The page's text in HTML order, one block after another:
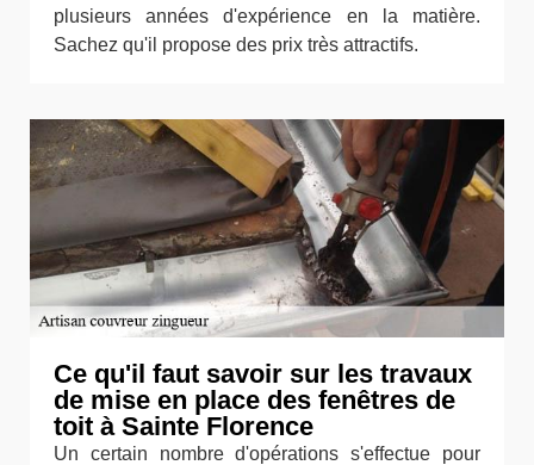
plusieurs années d'expérience en la matière.
Sachez qu'il propose des prix très attractifs.
Ce qu'il faut savoir sur les travaux
de mise en place des fenêtres de
toit à Sainte Florence
Un certain nombre d'opérations s'effectue pour